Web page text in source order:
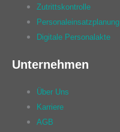
Zutrittskontrolle
Personaleinsatzplanung
Digitale Personalakte
Unternehmen
Über Uns
Karriere
AGB